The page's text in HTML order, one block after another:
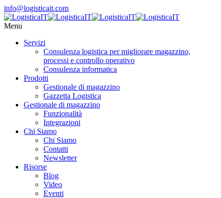
info@logisticait.com
Menu
Servizi
Consulenza logistica per migliorare magazzino,
processi e controllo operativo
Consulenza informatica
Prodotti
Gestionale di magazzino
Gazzetta Logistica
Gestionale di magazzino
Funzionalità
Integrazioni
Chi Siamo
Chi Siamo
Contatti
Newsletter
Risorse
Blog
Video
Eventi